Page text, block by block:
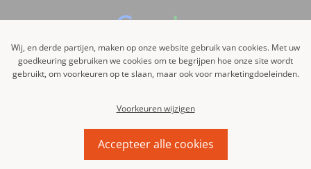
Like us on Facebook
Powered by Vector BROSS
Wij, en derde partijen, maken op onze website gebruik van cookies. Met uw
goedkeuring gebruiken we cookies om te begrijpen hoe onze site wordt
gebruikt, om voorkeuren op te slaan, maar ook voor marketingdoeleinden.
Voorkeuren wijzigen
Accepteer alle cookies